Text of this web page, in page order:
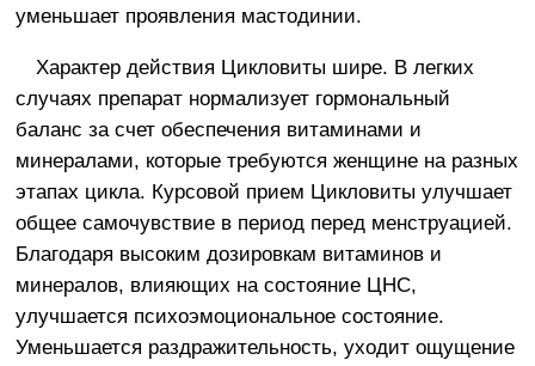
уменьшает проявления мастодинии.
Характер действия Цикловиты шире. В легких
случаях препарат нормализует гормональный
баланс за счет обеспечения витаминами и
минералами, которые требуются женщине на разных
этапах цикла. Курсовой прием Цикловиты улучшает
общее самочувствие в период перед менструацией.
Благодаря высоким дозировкам витаминов и
минералов, влияющих на состояние ЦНС,
улучшается психоэмоциональное состояние.
Уменьшается раздражительность, уходит ощущение